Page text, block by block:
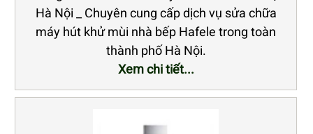
Hà Nội _ Chuyên cung cấp dịch vụ sửa chữa
máy hút khử mùi nhà bếp Hafele trong toàn
thành phố Hà Nội.
Xem chi tiết...